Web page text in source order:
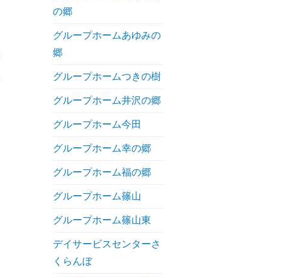
の郷
グループホームあゆみの
郷
グループホームつきの樹
グループホーム井沢の郷
グループホーム今田
グループホーム幸の郷
グループホーム福の郷
グループホーム篠山
グループホーム篠山東
デイサービスセンターさ
くらんぼ